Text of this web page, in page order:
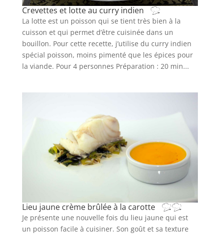
Crevettes et lotte au curry indien
La lotte est un poisson qui se tient très bien à la
cuisson et qui permet d’être cuisinée dans un
bouillon. Pour cette recette, j’utilise du curry indien
spécial poisson, moins pimenté que les épices pour
la viande. Pour 4 personnes Préparation : 20 min...
Lieu jaune crème brûlée à la carotte
Je présente une nouvelle fois du lieu jaune qui est
un poisson facile à cuisiner. Son goût et sa texture